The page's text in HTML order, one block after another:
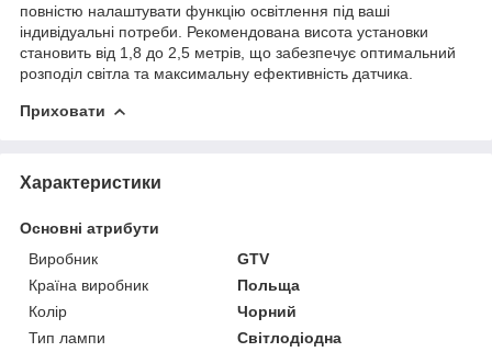
повністю налаштувати функцію освітлення під ваші
індивідуальні потреби. Рекомендована висота установки
становить від 1,8 до 2,5 метрів, що забезпечує оптимальний
розподіл світла та максимальну ефективність датчика.
Приховати
Характеристики
Основні атрибути
Виробник
GTV
Країна виробник
Польща
Колір
Чорний
Тип лампи
Світлодіодна